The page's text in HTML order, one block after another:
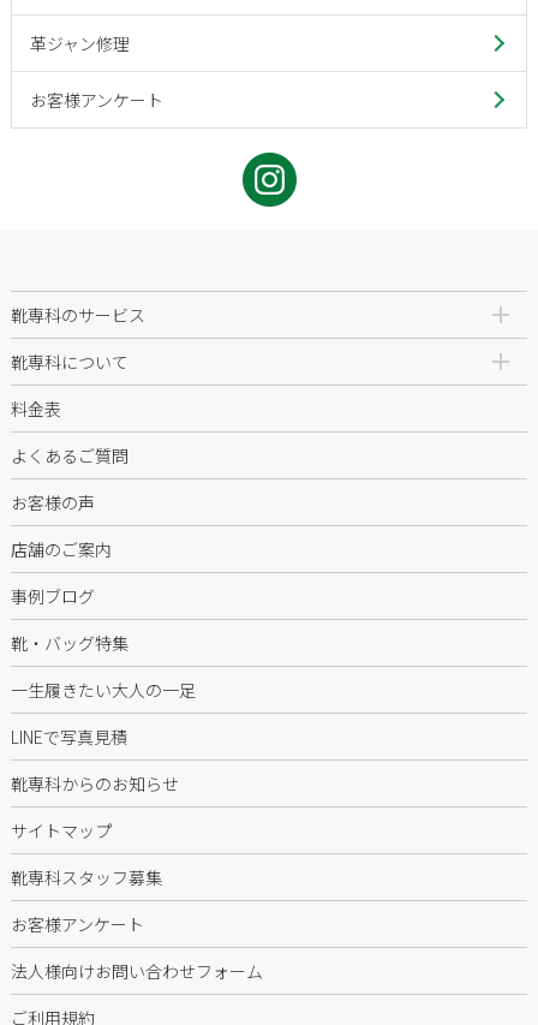
革ジャン修理
お客様アンケート
靴専科のサービス
靴専科について
料金表
よくあるご質問
お客様の声
店舗のご案内
事例ブログ
靴・バッグ特集
一生履きたい大人の一足
LINEで写真見積
靴専科からのお知らせ
サイトマップ
靴専科スタッフ募集
お客様アンケート
法人様向けお問い合わせフォーム
ご利用規約